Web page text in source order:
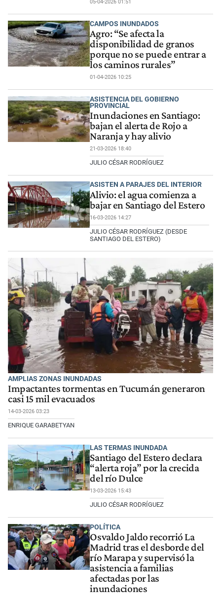
05-04-2026 01:51
CAMPOS INUNDADOS
Agro: “Se afecta la
disponibilidad de granos
porque no se puede entrar a
los caminos rurales”
01-04-2026 10:25
ASISTENCIA DEL GOBIERNO
PROVINCIAL
Inundaciones en Santiago:
bajan el alerta de Rojo a
Naranja y hay alivio
21-03-2026 18:40
JULIO CÉSAR RODRÍGUEZ
ASISTEN A PARAJES DEL INTERIOR
Alivio: el agua comienza a
bajar en Santiago del Estero
16-03-2026 14:27
JULIO CÉSAR RODRÍGUEZ (DESDE
SANTIAGO DEL ESTERO)
AMPLIAS ZONAS INUNDADAS
Impactantes tormentas en Tucumán generaron
casi 15 mil evacuados
14-03-2026 03:23
ENRIQUE GARABETYAN
LAS TERMAS INUNDADA
Santiago del Estero declara
“alerta roja” por la crecida
del río Dulce
13-03-2026 15:43
JULIO CÉSAR RODRÍGUEZ
POLÍTICA
Osvaldo Jaldo recorrió La
Madrid tras el desborde del
río Marapa y supervisó la
asistencia a familias
afectadas por las
inundaciones